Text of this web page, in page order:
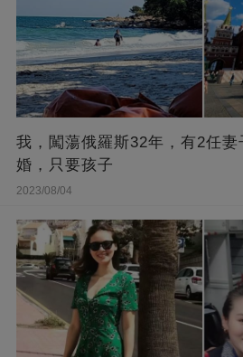
我，闖蕩俄羅斯32年，有2任
婚，只要孩子
2023/08/04